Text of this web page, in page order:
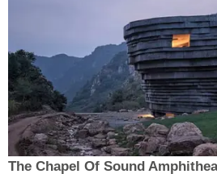
The Chapel Of Sound